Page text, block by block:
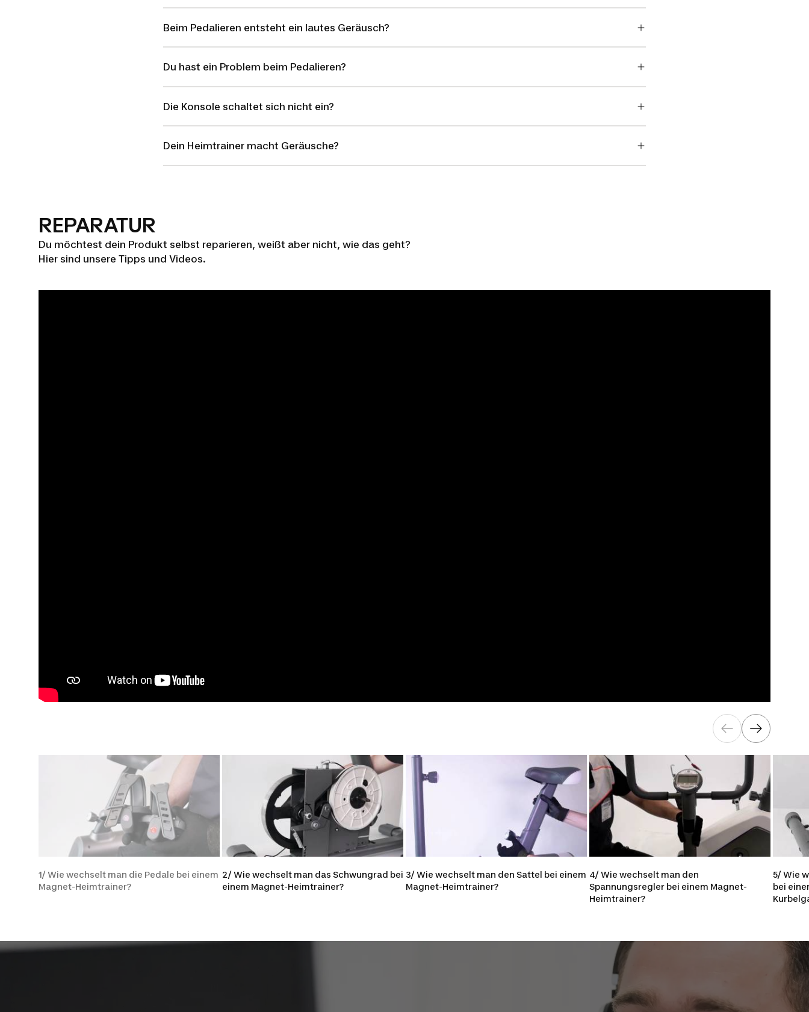
Beim Pedalieren entsteht ein lautes Geräusch?
Du hast ein Problem beim Pedalieren?
Die Konsole schaltet sich nicht ein?
Dein Heimtrainer macht Geräusche?
REPARATUR
Du möchtest dein Produkt selbst reparieren, weißt aber nicht, wie das geht?
Hier sind unsere Tipps und Videos.
1/ Wie wechselt man die Pedale bei einem
Magnet-Heimtrainer?
2/ Wie wechselt man das Schwungrad bei
einem Magnet-Heimtrainer?
3/ Wie wechselt man den Sattel bei einem
Magnet-Heimtrainer?
4/ Wie wechselt man den
Spannungsregler bei einem Magnet-
Heimtrainer?
5/ Wie
bei